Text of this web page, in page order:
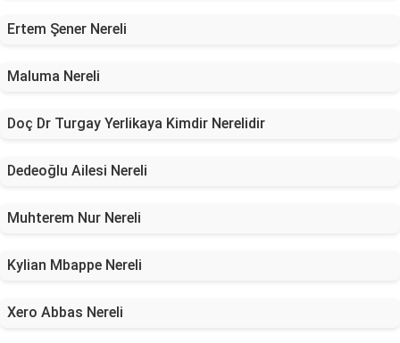
Ertem Şener Nereli
Maluma Nereli
Doç Dr Turgay Yerlikaya Kimdir Nerelidir
Dedeoğlu Ailesi Nereli
Muhterem Nur Nereli
Kylian Mbappe Nereli
Xero Abbas Nereli